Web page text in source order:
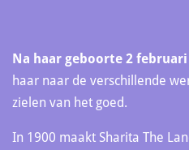
Na haar geboorte 2 februari
haar naar de verschillende
zielen van het goed.
In 1900 maakt Sharita The